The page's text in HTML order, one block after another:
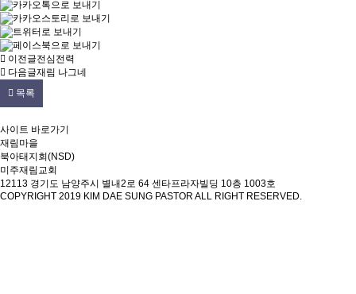
이전글전심전력
다음글재림 나그네
목록
사이트 바로가기
재림마을
북아태지회(NSD)
미주재림교회
12113 경기도 남양주시 별내2로 64 센타프라자빌딩 10층 1003호
COPYRIGHT 2019 KIM DAE SUNG PASTOR ALL RIGHT RESERVED.